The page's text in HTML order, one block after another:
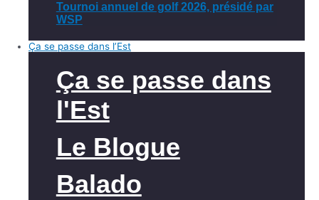
Tournoi annuel de golf 2026, présidé par
WSP
Ça se passe dans l’Est
Ça se passe dans
l'Est
Le Blogue
Balado